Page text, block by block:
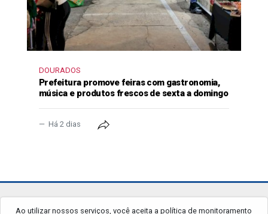
DOURADOS
Prefeitura promove feiras com gastronomia,
música e produtos frescos de sexta a domingo
Há 2 dias
Ao utilizar nossos serviços, você aceita a política de monitoramento
jornalgrandourados.com.br